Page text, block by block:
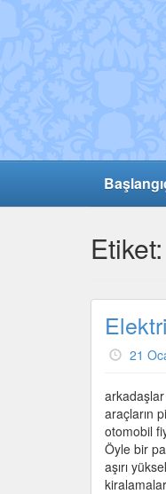
Etiket:
21
araçların
otomobil
Öyle bir
aşırı